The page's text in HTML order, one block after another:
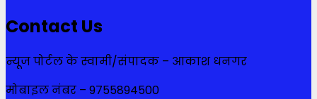
Contact Us
न्यूज पोर्टल के स्वामी/संपादक – आकाश धनगर
मोबाइल नंबर – 9755894500